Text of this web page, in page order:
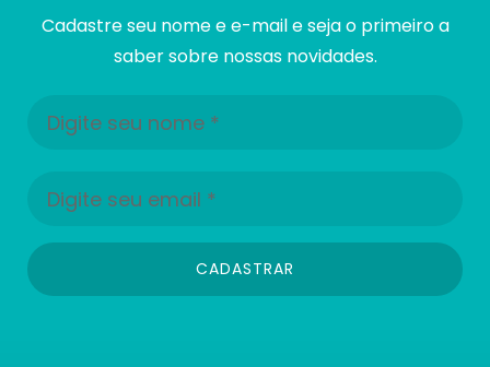
Cadastre seu nome e e-mail e seja o primeiro a
saber sobre nossas novidades.
CADASTRAR